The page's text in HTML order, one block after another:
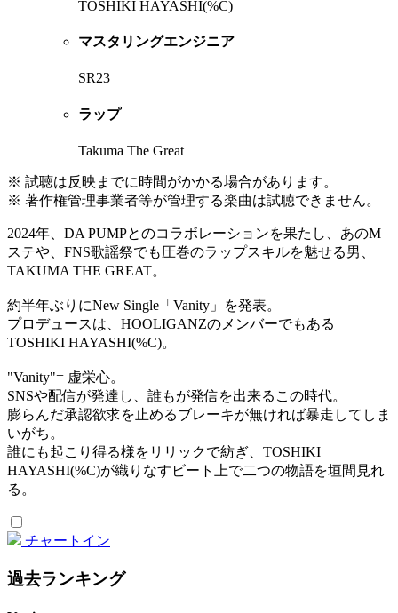
TOSHIKI HAYASHI(%C)
マスタリングエンジニア
SR23
ラップ
Takuma The Great
※ 試聴は反映までに時間がかかる場合があります。
※ 著作権管理事業者等が管理する楽曲は試聴できません。
2024年、DA PUMPとのコラボレーションを果たし、あのM
ステや、FNS歌謡祭でも圧巻のラップスキルを魅せる男、
TAKUMA THE GREAT。
約半年ぶりにNew Single「Vanity」を発表。
プロデュースは、HOOLIGANZのメンバーでもある
TOSHIKI HAYASHI(%C)。
"Vanity"= 虚栄心。
SNSや配信が発達し、誰もが発信を出来るこの時代。
膨らんだ承認欲求を止めるブレーキが無ければ暴走してしま
いがち。
誰にも起こり得る様をリリックで紡ぎ、TOSHIKI
HAYASHI(%C)が織りなすビート上で二つの物語を垣間見れ
る。
チャートイン
過去ランキング